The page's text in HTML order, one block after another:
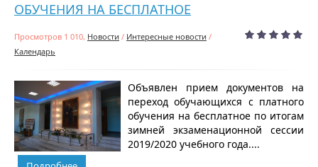
ОБУЧЕНИЯ НА БЕСПЛАТНОЕ
Просмотров 1 010, Новости / Интересные новости /
Календарь
Объявлен прием документов на
переход обучающихся с платного
обучения на бесплатное по итогам
зимней экзаменационной сессии
2019/2020 учебного года....